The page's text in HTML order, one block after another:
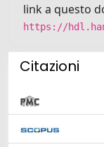
link a questo
https://
Citazioni